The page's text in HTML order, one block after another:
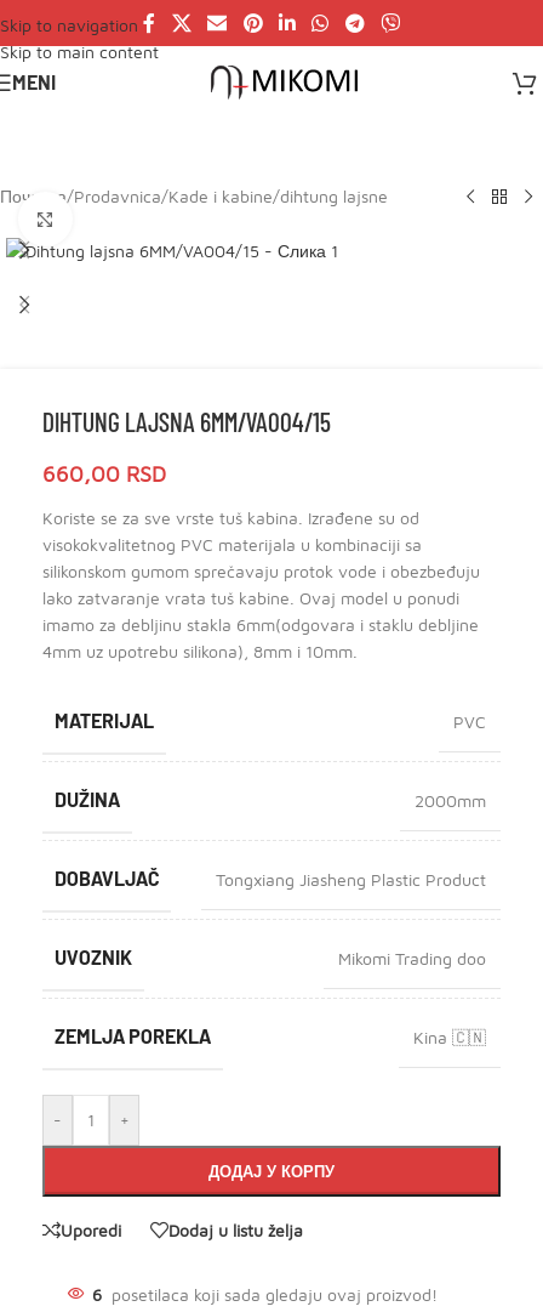
Skip to navigation
Skip to main content
MENI
Почетна/Prodavnica/Kade i kabine/dihtung lajsne
DIHTUNG LAJSNA 6MM/VA004/15
660,00 RSD
Koriste se za sve vrste tuš kabina. Izrađene su od
visokokvalitetnog PVC materijala u kombinaciji sa
silikonskom gumom sprečavaju protok vode i obezbeđuju
lako zatvaranje vrata tuš kabine. Ovaj model u ponudi
imamo za debljinu stakla 6mm(odgovara i staklu debljine
4mm uz upotrebu silikona), 8mm i 10mm.
MATERIJAL PVC
DUŽINA 2000mm
DOBAVLJAČ Tongxiang Jiasheng Plastic Product
UVOZNIK Mikomi Trading doo
ZEMLJA POREKLA Kina 🇨🇳
- +
ДОДАЈ У КОРПУ
Uporedi Dodaj u listu želja
6 posetilaca koji sada gledaju ovaj proizvod!